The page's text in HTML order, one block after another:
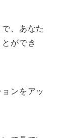
、あなた
ができ
ンをアッ